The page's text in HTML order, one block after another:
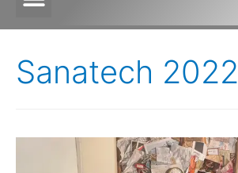
Sanatech 2022